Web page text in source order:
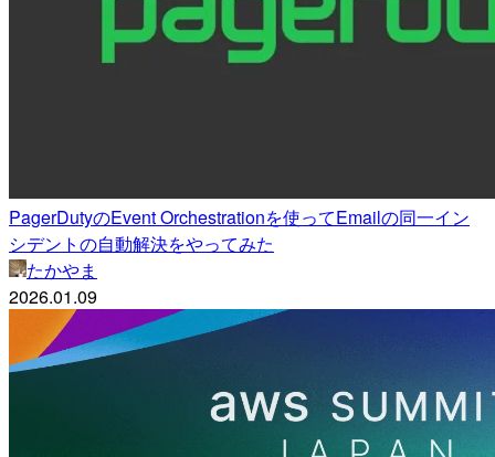
PagerDutyのEvent Orchestrationを使ってEmailの同一イン
シデントの自動解決をやってみた
たかやま
2026.01.09